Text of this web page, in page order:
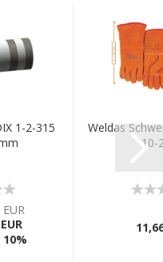
1-2-315
Weldas
10-